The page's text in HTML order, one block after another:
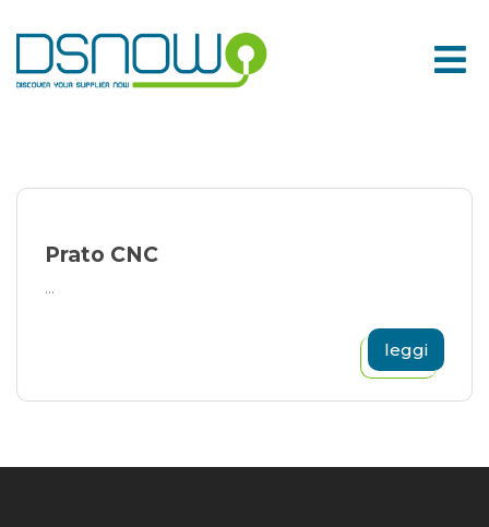
to
content
Prato CNC
...
leggi